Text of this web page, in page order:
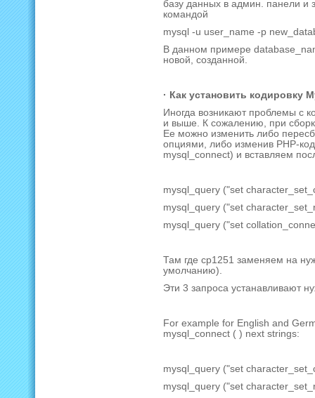
базу данных в админ. панели и
командой
mysql -u user_name -p
В данном примере
новой, созданной.
· Как установить кодировку
Иногда возникают проблемы с
и выше. К сожалению, при
Ее можно изменить либо
опциями, либо изменив PHP-
mysql_connect) и вставляем
mysql_query ("set
mysql_query ("set
mysql_query ("set
Там где cp1251 заменяем на
умолчанию).
Эти 3 запроса устанавливают
For example for English and
mysql_connect ( ) next strings:
mysql_query ("set
mysql_query ("set